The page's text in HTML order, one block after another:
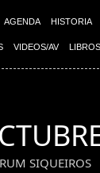
AGENDA HISTORIA
VIDEOS/AV LIBROS
SIQUEIROS